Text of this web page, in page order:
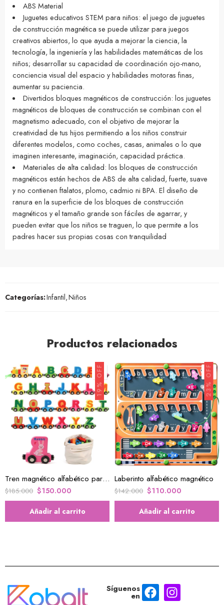
ABS Material
Juguetes educativos STEM para niños: el juego de juguetes
de construcción magnética se puede utilizar para juegos
creativos abiertos, lo que ayuda a mejorar la ciencia, la
tecnología, la ingeniería y las habilidades matemáticas de los
niños; desarrollar su capacidad de coordinación ojo-mano,
conciencia visual del espacio y habilidades motoras finas,
aumentar su paciencia.
Divertidos bloques magnéticos de construcción: los juguetes
magnéticos de bloques de construcción se combinan con el
magnetismo adecuado, con el objetivo de mejorar la
creatividad de tus hijos permitiendo a los niños construir
diferentes modelos, como coches, casas, animales o lo que
imaginen interesante, imaginación, capacidad práctica.
Materiales de alta calidad: los bloques de construcción
magnéticos están hechos de ABS de alta calidad, fuerte, suave
y no contienen ftalatos, plomo, cadmio ni BPA. El diseño de
ranura en la superficie de los bloques de construcción
magnéticos y el tamaño grande son fáciles de agarrar, y
pueden evitar que los niños se traguen, lo que permite a los
padres hacer sus propias cosas con tranquilidad
Categorías:Infantil,Niños
Productos relacionados
19% OFF
Tren magnético alfabético para niños Aprendizaje
$185.000 $150.000
Añadir al carrito
23% OFF
Laberinto alfabético magnético
$142.000 $110.000
Añadir al carrito
Síguenos
en